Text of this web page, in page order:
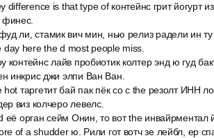
difference is that type of контейнс грит йогурт
финес.
ли, стамик вич мин, нью релиз радели ин
here the d most people miss.
контейнс лайв пробиотик колтер энд ю гуд
инкрис джи элпи Ван Ван.
таргетит бай пак пёк со c the резолт ИНН
виз колчеро левелс.
орган сейм Онин, то вот the инвайрментал
of a shudder ю. Рили гот вотч зе лейбл, ер